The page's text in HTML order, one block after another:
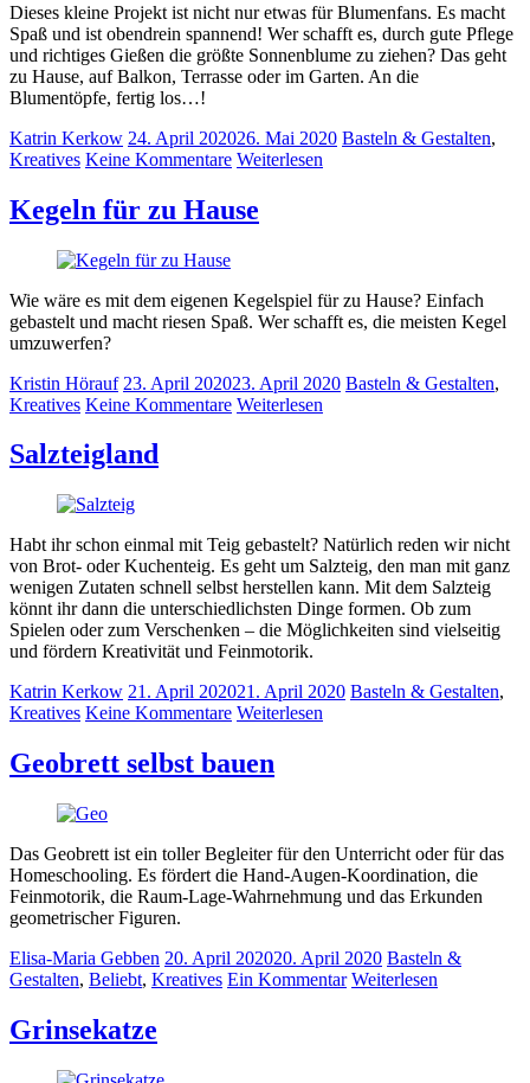
Dieses kleine Projekt ist nicht nur etwas für Blumenfans. Es macht
Spaß und ist obendrein spannend! Wer schafft es, durch gute Pflege
und richtiges Gießen die größte Sonnenblume zu ziehen? Das geht
zu Hause, auf Balkon, Terrasse oder im Garten. An die
Blumentöpfe, fertig los…!
Katrin Kerkow 24. April 202026. Mai 2020 Basteln & Gestalten,
Kreatives Keine Kommentare Weiterlesen
Kegeln für zu Hause
Wie wäre es mit dem eigenen Kegelspiel für zu Hause? Einfach
gebastelt und macht riesen Spaß. Wer schafft es, die meisten Kegel
umzuwerfen?
Kristin Hörauf 23. April 202023. April 2020 Basteln & Gestalten,
Kreatives Keine Kommentare Weiterlesen
Salzteigland
Habt ihr schon einmal mit Teig gebastelt? Natürlich reden wir nicht
von Brot- oder Kuchenteig. Es geht um Salzteig, den man mit ganz
wenigen Zutaten schnell selbst herstellen kann. Mit dem Salzteig
könnt ihr dann die unterschiedlichsten Dinge formen. Ob zum
Spielen oder zum Verschenken – die Möglichkeiten sind vielseitig
und fördern Kreativität und Feinmotorik.
Katrin Kerkow 21. April 202021. April 2020 Basteln & Gestalten,
Kreatives Keine Kommentare Weiterlesen
Geobrett selbst bauen
Das Geobrett ist ein toller Begleiter für den Unterricht oder für das
Homeschooling. Es fördert die Hand-Augen-Koordination, die
Feinmotorik, die Raum-Lage-Wahrnehmung und das Erkunden
geometrischer Figuren.
Elisa-Maria Gebben 20. April 202020. April 2020 Basteln &
Gestalten, Beliebt, Kreatives Ein Kommentar Weiterlesen
Grinsekatze